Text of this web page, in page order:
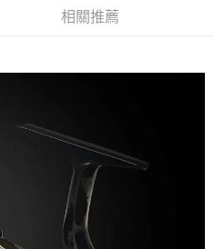
據個別帳號之用戶狀況，依本公司即
度不足之情形，本公司將視審查結果
資訊註冊。若發現惡意使用之情形，
戶之使用額度並採取法律行動。
)免運費
確認實際運費(運費另
相關推薦